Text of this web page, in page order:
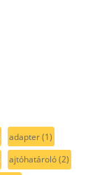
adapter(1)
ajtóhatároló(2)